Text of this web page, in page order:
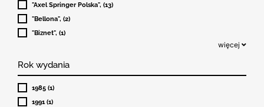
"Axel Springer Polska", (13)
"Bellona", (2)
"Biznet", (1)
więcej
Rok wydania
1985 (1)
1991 (1)